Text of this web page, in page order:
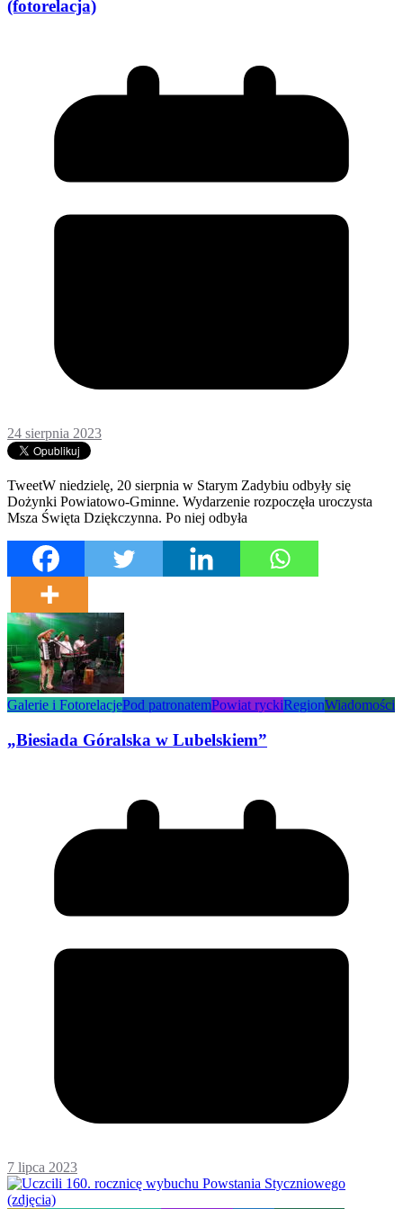
(fotorelacja)
24 sierpnia 2023
TweetW niedzielę, 20 sierpnia w Starym Zadybiu odbyły się
Dożynki Powiatowo-Gminne. Wydarzenie rozpoczęła uroczysta
Msza Święta Dziękczynna. Po niej odbyła
Galerie i FotorelacjePod patronatemPowiat ryckiRegionWiadomości
„Biesiada Góralska w Lubelskiem”
7 lipca 2023